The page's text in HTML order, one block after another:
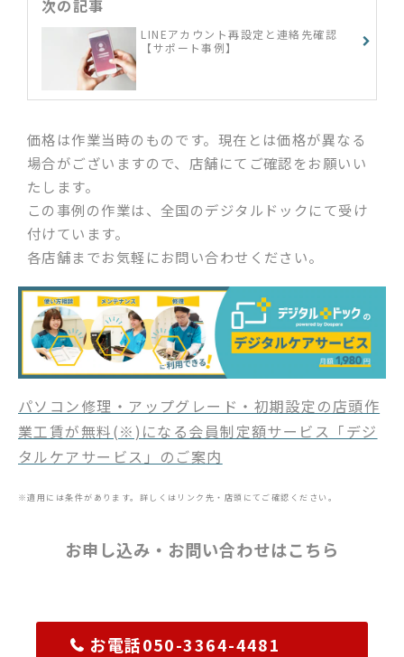
次の記事
LINEアカウント再設定と連絡先確認
【サポート事例】
価格は作業当時のものです。現在とは価格が異なる
場合がございますので、店舗にてご確認をお願いい
たします。
この事例の作業は、全国のデジタルドックにて受け
付けています。
各店舗までお気軽にお問い合わせください。
パソコン修理・アップグレード・初期設定の店頭作
業工賃が無料(※)になる会員制定額サービス「デジ
タルケアサービス」のご案内
※適用には条件があります。詳しくはリンク先・店頭にてご確認ください。
お申し込み・お問い合わせはこちら
お電話050-3364-4481